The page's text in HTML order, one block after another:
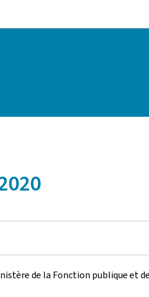
de la Fonction publique et